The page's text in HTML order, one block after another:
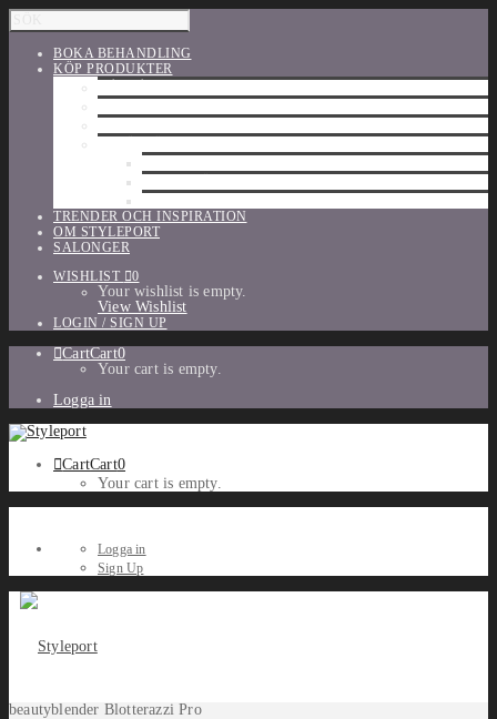
BOKA BEHANDLING
KÖP PRODUKTER
TRENDER OCH INSPIRATION
OM STYLEPORT
SALONGER
WISHLIST
0
Your wishlist is empty.
View Wishlist
LOGIN / SIGN UP
CartCart0
Your cart is empty.
Logga in
CartCart0
Your cart is empty.
Logga in
Sign Up
beautyblender Blotterazzi Pro